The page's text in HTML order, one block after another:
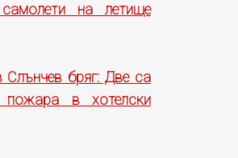
самолети на летище
Слънчев бряг: Две са
пожара в хотелски